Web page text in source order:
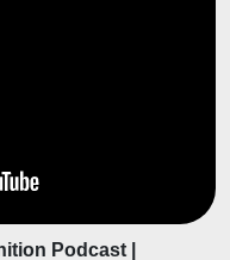
Podcast |